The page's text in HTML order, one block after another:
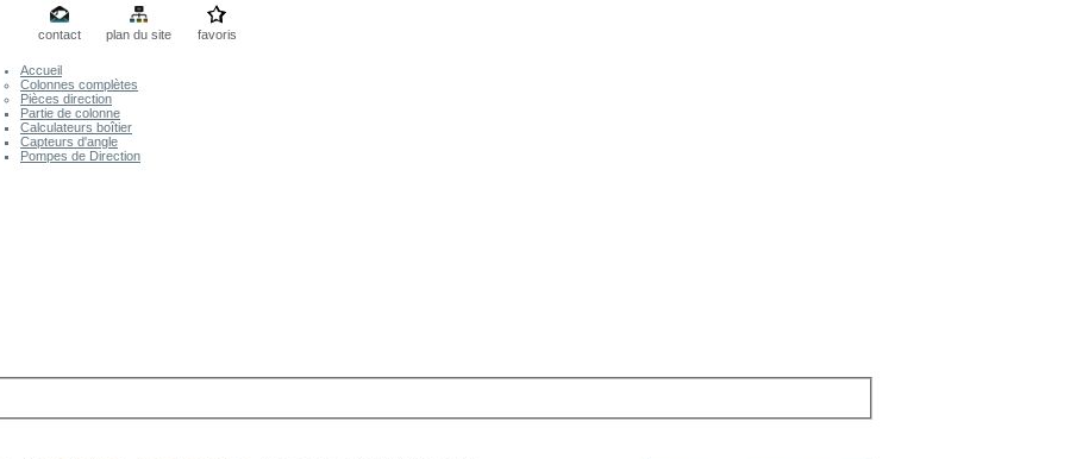
contact plan du site favoris
Accueil
Colonnes complètes
Pièces direction
Partie de colonne
Calculateurs boîtier
Capteurs d'angle
Pompes de Direction